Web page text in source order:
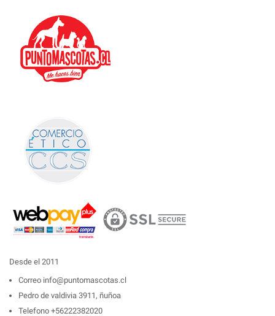
Desde el 2011
Correo info@puntomascotas.cl
Pedro de valdivia 3911, ñuñoa
Telefono +56222382020